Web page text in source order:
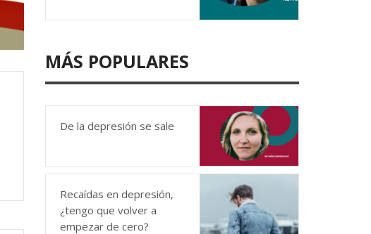
MÁS POPULARES
De la depresión se sale
Recaídas en depresión,
¿tengo que volver a
empezar de cero?